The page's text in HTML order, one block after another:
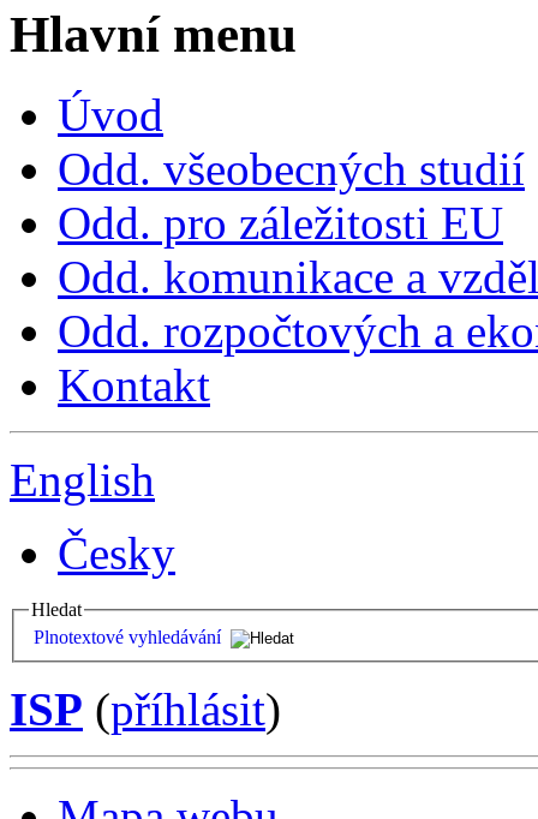
Hlavní menu
Úvod
Odd. všeobecných studií
Odd. pro záležitosti EU
Odd. komunikace a
Odd. rozpočtových a
Kontakt
English
Česky
Hledat
Plnotextové vyhledávání
ISP (příhlásit)